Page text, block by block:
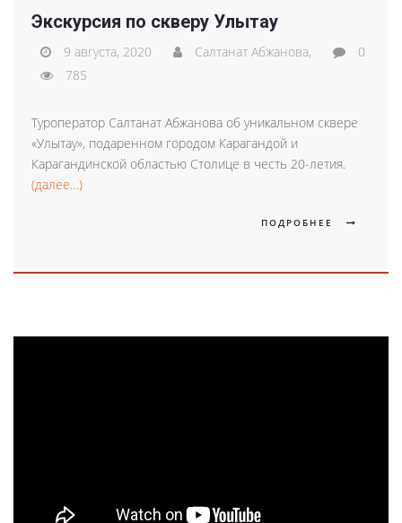
Экскурсия по скверу Улытау
9 августа, 2020 Салтанат Абжанова,
0
785
Туроператор Салтанат Абжанова об уникальном сквере
«Улытау», подаренном городом Карагандой и
Карагандинской областью Столице в честь 20-летия.
(далее…)
ПОДРОБНЕЕ